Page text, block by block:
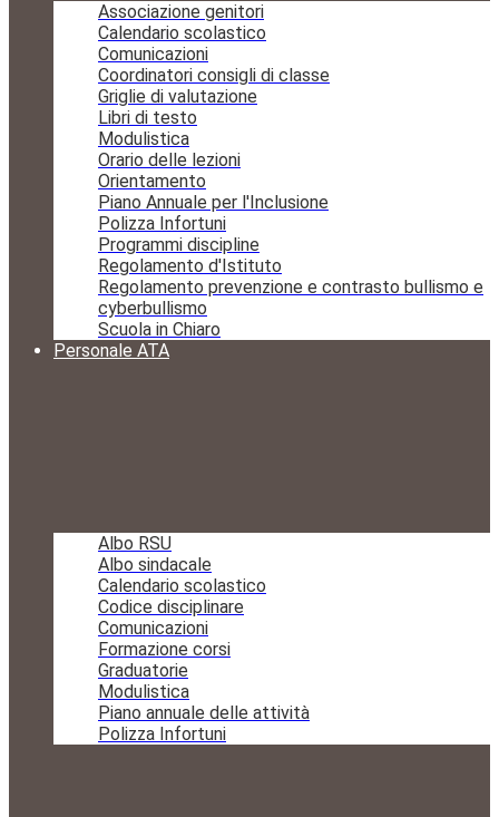
Associazione genitori
Calendario scolastico
Comunicazioni
Coordinatori consigli di classe
Griglie di valutazione
Libri di testo
Modulistica
Orario delle lezioni
Orientamento
Piano Annuale per l'Inclusione
Polizza Infortuni
Programmi discipline
Regolamento d'Istituto
Regolamento prevenzione e contrasto bullismo e
cyberbullismo
Scuola in Chiaro
Personale ATA
Albo RSU
Albo sindacale
Calendario scolastico
Codice disciplinare
Comunicazioni
Formazione corsi
Graduatorie
Modulistica
Piano annuale delle attività
Polizza Infortuni